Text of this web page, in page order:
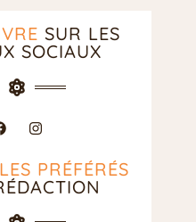
SUR LES
SOCIAUX
PRÉFÉRÉS